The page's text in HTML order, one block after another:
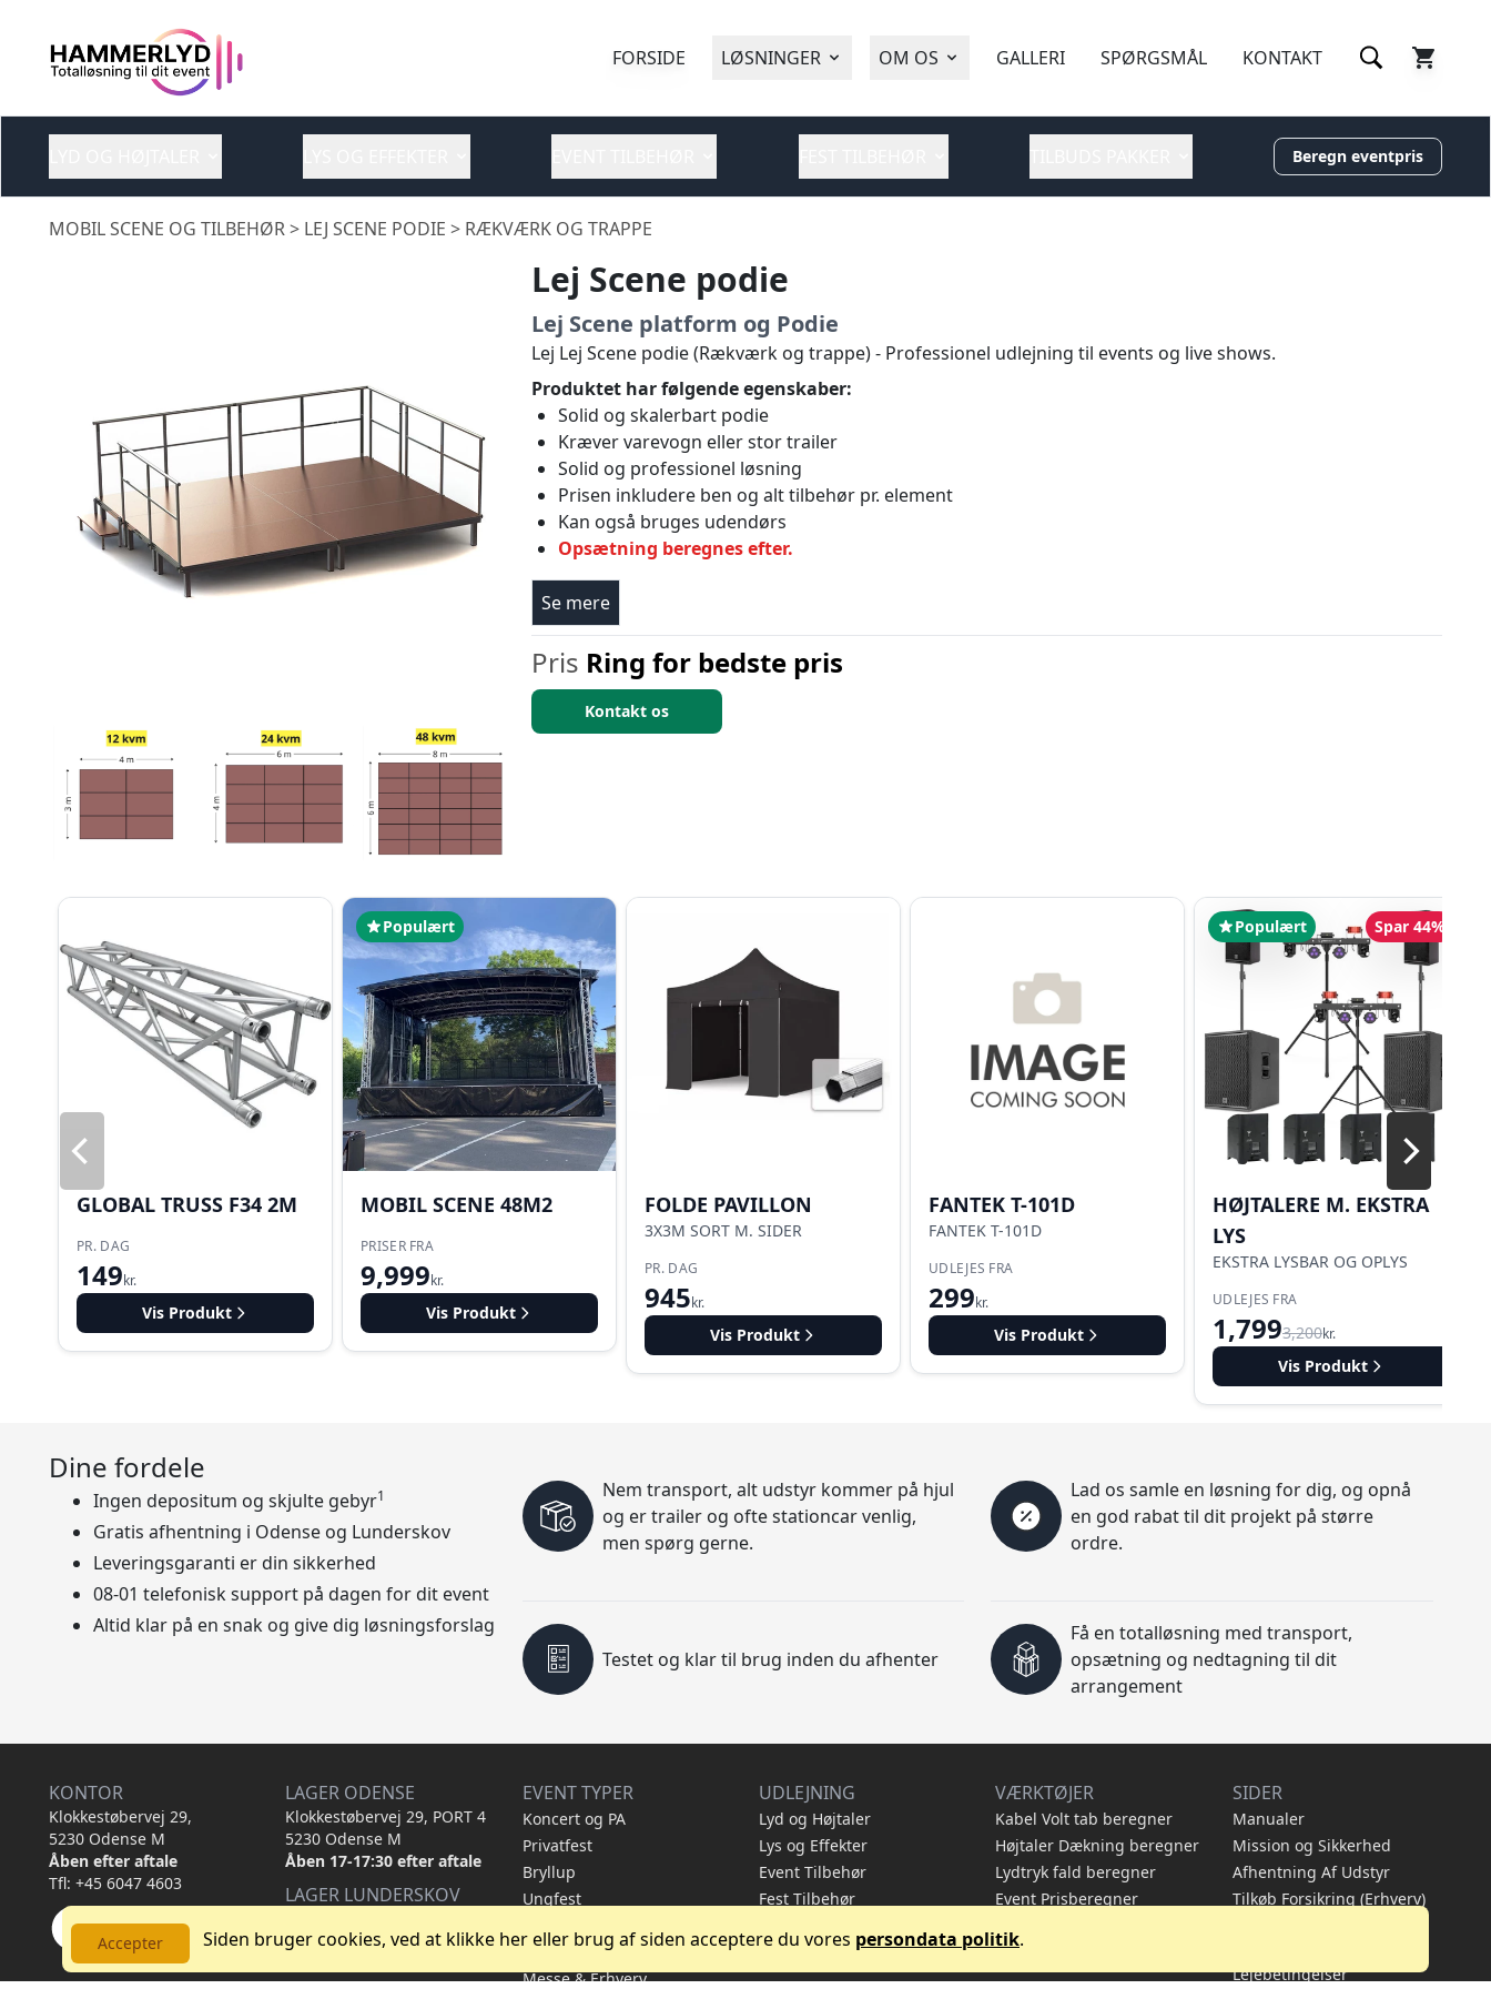
FORSIDE LØSNINGER OM OS GALLERI SPØRGSMÅL KONTAKT
Beregn eventpris
MOBIL SCENE OG TILBEHØR> LEJ SCENE PODIE > RÆKVÆRK OG TRAPPE
Lej Scene podie
Lej Scene platform og Podie
Lej Lej Scene podie (Rækværk og trappe) - Professionel udlejning til events og live shows.
Produktet har følgende egenskaber:
Solid og skalerbart podie
Kræver varevogn eller stor trailer
Solid og professionel løsning
Prisen inkludere ben og alt tilbehør pr. element
Kan også bruges udendørs
Opsætning beregnes efter.
Se mere
Pris Ring for bedste pris
Kontakt os
GLOBAL TRUSS F34 2M
PR. DAG
149kr.
Vis Produkt
Populært
MOBIL SCENE 48M2
PRISER FRA
9,999kr.
Vis Produkt
FOLDE PAVILLON
3X3M SORT M. SIDER
PR. DAG
945kr.
Vis Produkt
FANTEK T-101D
FANTEK T-101D
UDLEJES FRA
299kr.
Vis Produkt
Populært Spar 44%
HØJTALERE M. EKSTRA
LYS
EKSTRA LYSBAR OG OPLYS
UDLEJES FRA
1,7993,200kr.
Vis Produkt
Dine fordele
Ingen depositum og skjulte gebyr1
Gratis afhentning i Odense og Lunderskov
Leveringsgaranti er din sikkerhed
08-01 telefonisk support på dagen for dit event
Altid klar på en snak og give dig løsningsforslag
Nem transport, alt udstyr kommer på hjul
og er trailer og ofte stationcar venlig,
men spørg gerne.
Lad os samle en løsning for dig, og opnå
en god rabat til dit projekt på større
ordre.
Testet og klar til brug inden du afhenter
Få en totalløsning med transport,
opsætning og nedtagning til dit
arrangement
KONTOR
Klokkestøbervej 29,
5230 Odense M
Åben efter aftale
Tfl: +45 6047 4603
LAGER ODENSE
Klokkestøbervej 29, PORT 4
5230 Odense M
Åben 17-17:30 efter aftale
LAGER LUNDERSKOV
6640 Lunderskov
EVENT TYPER
Koncert og PA
Privatfest
Bryllup
Ungfest
Firmafest
Messe & Erhverv
UDLEJNING
Lyd og Højtaler
Lys og Effekter
Event Tilbehør
Fest Tilbehør
VÆRKTØJER
Kabel Volt tab beregner
Højtaler Dækning beregner
Lydtryk fald beregner
Event Prisberegner
SIDER
Manualer
Mission og Sikkerhed
Afhentning Af Udstyr
Tilkøb Forsikring (Erhverv)
Lejebetingelser
Accepter Siden bruger cookies, ved at klikke her eller brug af siden acceptere du vores persondata politik.